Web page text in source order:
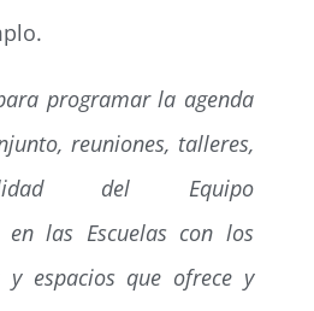
programar la agenda
reuniones, talleres,
del Equipo
en las Escuelas con los
y espacios que ofrece y